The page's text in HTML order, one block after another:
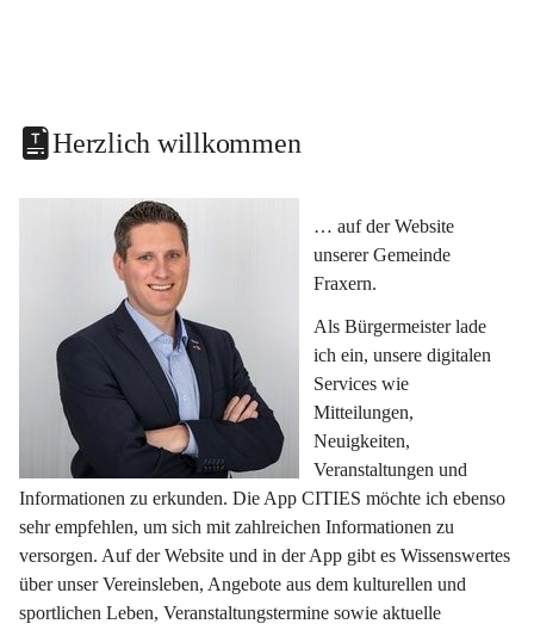
Herzlich willkommen
… auf der Website
unserer Gemeinde
Fraxern.
Als Bürgermeister lade
ich ein, unsere digitalen
Services wie
Mitteilungen,
Neuigkeiten,
Veranstaltungen und
Informationen zu erkunden. Die App CITIES möchte ich ebenso
sehr empfehlen, um sich mit zahlreichen Informationen zu
versorgen. Auf der Website und in der App gibt es Wissenswertes
über unser Vereinsleben, Angebote aus dem kulturellen und
sportlichen Leben, Veranstaltungstermine sowie aktuelle